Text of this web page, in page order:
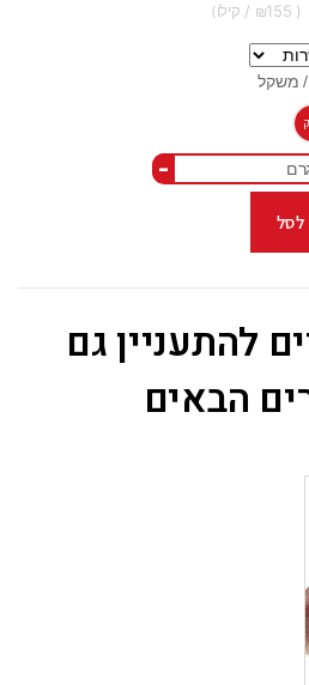
155
-
לסל
להתעניין גם
הבאים